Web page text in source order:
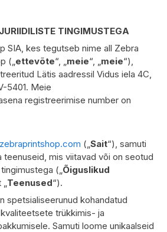
TINGIMUSTEGA
SIA, kes tegutseb nime all Zebra
(„ettevõte“, „meie“, „meie“),
Lätis aadressil Vidus iela 4C,
5401. Meie
registreerimise number on
(„ Sait“), samuti
mis viitavad või on seotud
(„ Õiguslikud
Teenused“).
spetsialiseerunud kohandatud
trükkimis- ja
Samuti loome unikaalseid